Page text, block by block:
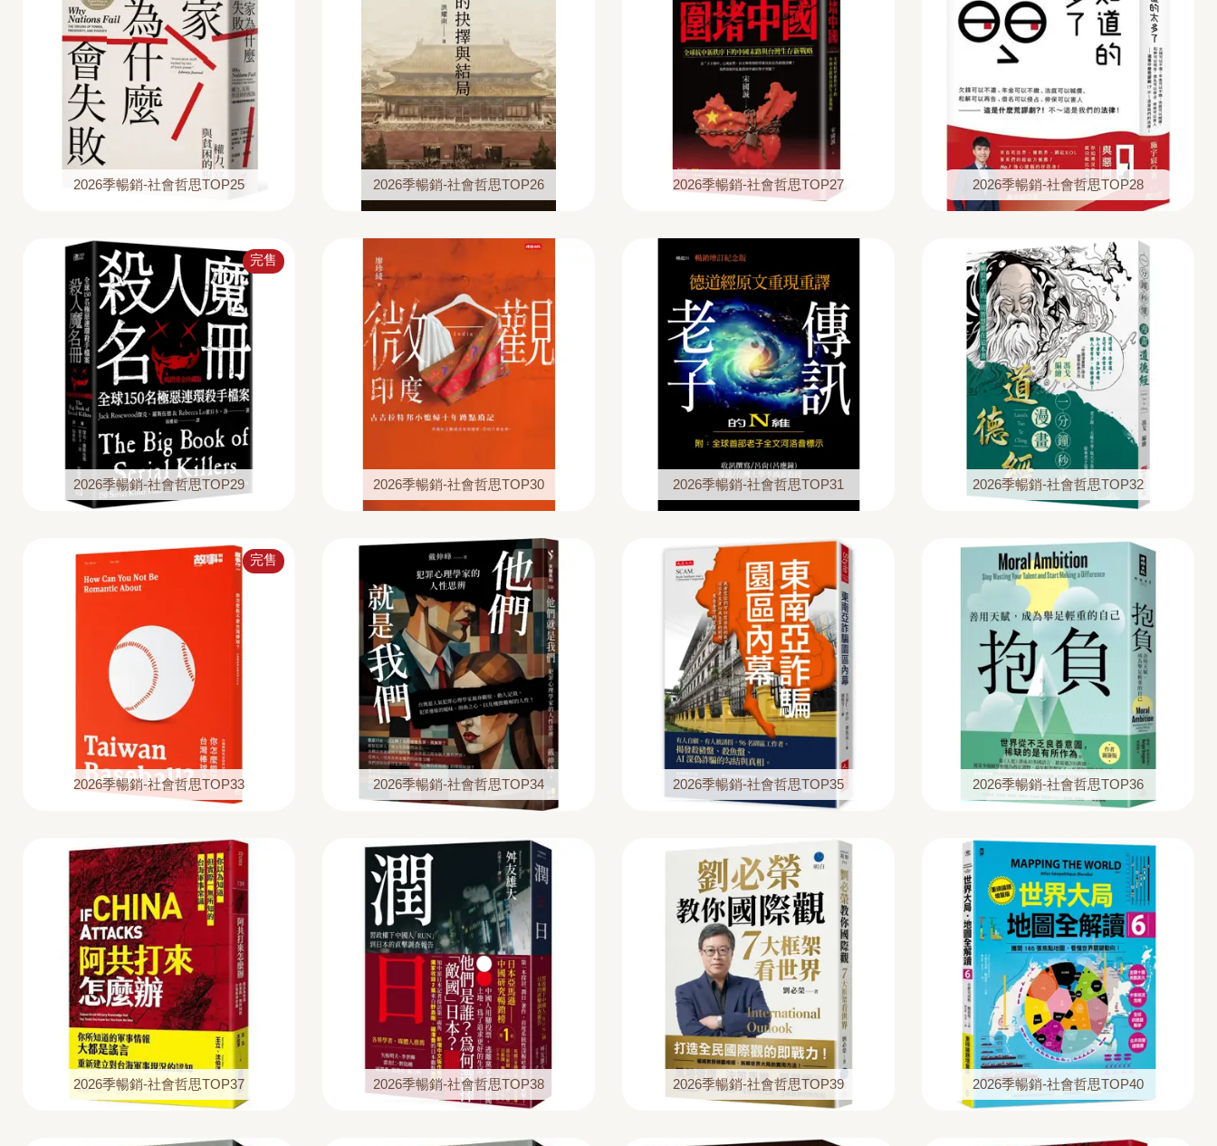
2026季暢銷-社會哲思TOP25 2026季暢銷-社會哲思TOP26 2026季暢銷-社會哲思TOP27 2026季暢銷-社會哲思TOP28
完售
2026季暢銷-社會哲思TOP29 2026季暢銷-社會哲思TOP30 2026季暢銷-社會哲思TOP31 2026季暢銷-社會哲思TOP32
完售
2026季暢銷-社會哲思TOP33 2026季暢銷-社會哲思TOP34 2026季暢銷-社會哲思TOP35 2026季暢銷-社會哲思TOP36
2026季暢銷-社會哲思TOP37 2026季暢銷-社會哲思TOP38 2026季暢銷-社會哲思TOP39 2026季暢銷-社會哲思TOP40